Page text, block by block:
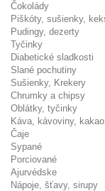
Čokolády
Piškóty, sušienky,
Pudingy, dezerty
Tyčinky
Diabetické sladkosti
Slané pochutiny
Sušienky, Krekery
Chrumky a chipsy
Oblátky, tyčinky
Káva, kávoviny, kakao
Čaje
Sypané
Porciované
Ajurvédske
Nápoje, šťavy, sirupy